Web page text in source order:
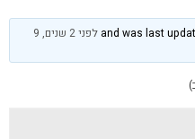
לפני 2 שנים, 9